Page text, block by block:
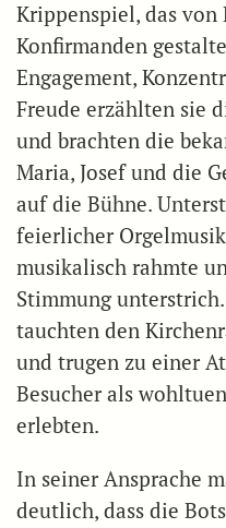
Krippenspiel, das
Konfirmanden
Engagement,
Freude erzählten sie
und brachten die
Maria, Josef und die
auf die Bühne.
feierlicher
musikalisch rahmte
Stimmung
tauchten den
und trugen zu einer
Besucher als
erlebten.
In seiner Ansprache
deutlich, dass die